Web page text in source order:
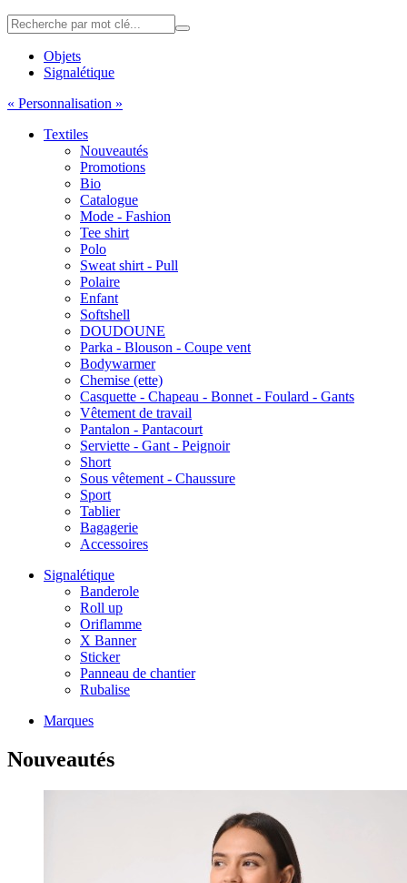
Déménagement de Coprintex
<
Objets
Signalétique
« Personnalisation »
Textiles
Nouveautés
Promotions
Bio
Catalogue
Mode - Fashion
Tee shirt
Polo
Sweat shirt - Pull
Polaire
Enfant
Softshell
DOUDOUNE
Parka - Blouson - Coupe vent
Bodywarmer
Chemise (ette)
Casquette - Chapeau - Bonnet - Foulard - Gants
Vêtement de travail
Pantalon - Pantacourt
Serviette - Gant - Peignoir
Short
Sous vêtement - Chaussure
Sport
Tablier
Bagagerie
Accessoires
Signalétique
Banderole
Roll up
Oriflamme
X Banner
Sticker
Panneau de chantier
Rubalise
Marques
Nouveautés